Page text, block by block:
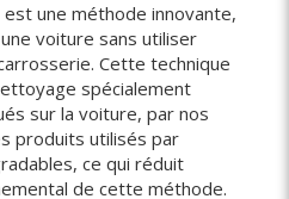
une méthode innovante,
voiture sans utiliser
Cette technique
spécialement
sur la voiture, par nos
produits utilisés par
ce qui réduit
de cette méthode.